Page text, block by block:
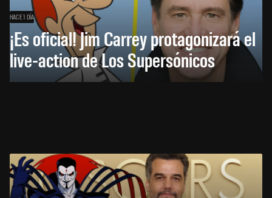
HACE 1 DÍA
¡Es oficial! Jim Carrey protagonizará el
live-action de Los Supersónicos